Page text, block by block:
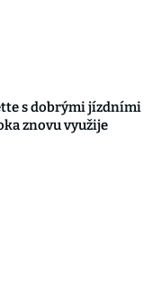
s dobrými jízdními
znovu využije